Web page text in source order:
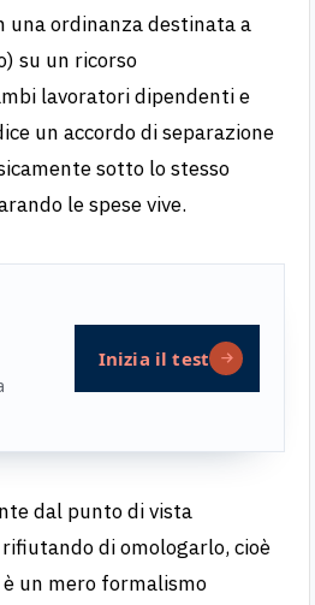
una ordinanza destinata a
su un ricorso
lavoratori dipendenti e
un accordo di separazione
sotto lo stesso
le spese vive.
Inizia il test
dal punto di vista
di omologarlo, cioè
un mero formalismo